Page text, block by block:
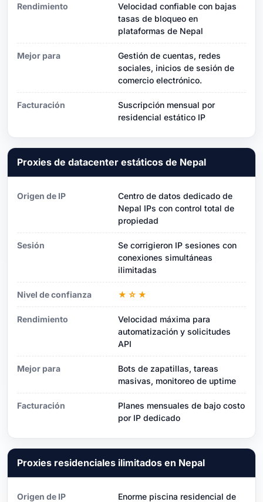
Rendimiento
Velocidad confiable con bajas
tasas de bloqueo en
plataformas de Nepal
Mejor para
Gestión de cuentas, redes
sociales, inicios de sesión de
comercio electrónico.
Facturación
Suscripción mensual por
residencial estático IP
Proxies de datacenter estáticos de Nepal
Origen de IP
Centro de datos dedicado de
Nepal IPs con control total de
propiedad
Sesión
Se corrigieron IP sesiones con
conexiones simultáneas
ilimitadas
Nivel de confianza ★☆★
Rendimiento
Velocidad máxima para
automatización y solicitudes
API
Mejor para
Bots de zapatillas, tareas
masivas, monitoreo de uptime
Facturación
Planes mensuales de bajo costo
por IP dedicado
Proxies residenciales ilimitados en Nepal
Origen de IP
Enorme piscina residencial de